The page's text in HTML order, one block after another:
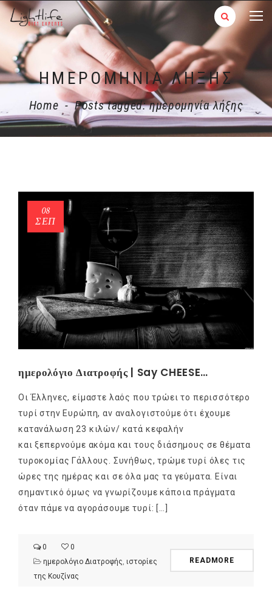
ΗΜΕΡΟΜΗΝΊΑ ΛΉΞΗΣ
Home - Posts tagged: ημερομηνία λήξης
08
ΣΕΠ
ημερολόγιο Διατροφής | Say CHEESE…
Οι Έλληνες, είμαστε λαός που τρώει το περισσότερο
τυρί στην Ευρώπη, αν αναλογιστούμε ότι έχουμε
κατανάλωση 23 κιλών/ κατά κεφαλήν
και ξεπερνούμε ακόμα και τους διάσημους σε θέματα
τυροκομίας Γάλλους. Συνήθως, τρώμε τυρί όλες τις
ώρες της ημέρας και σε όλα μας τα γεύματα. Είναι
σημαντικό όμως να γνωρίζουμε κάποια πράγματα
όταν πάμε να αγοράσουμε τυρί: […]
0
0
ημερολόγιο Διατροφής ιστορίες
της Κουζίνας
READMORE